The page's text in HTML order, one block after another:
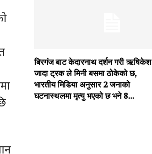
बिरगंज बाट केदारनाथ दर्शन गरी ऋषिकेश
जादा ट्रक ले मिनी बसमा ठोकेको छ,
भारतीय मिडिया अनुसार 2 जनाको
घटनास्थलमा मृत्यु भएको छ भने 8...